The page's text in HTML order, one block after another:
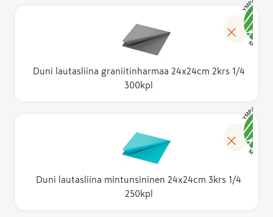
Duni lautasliina graniitinharmaa 24x24cm 2krs 1/4
300kpl
Duni lautasliina mintunsininen 24x24cm 3krs 1/4
250kpl